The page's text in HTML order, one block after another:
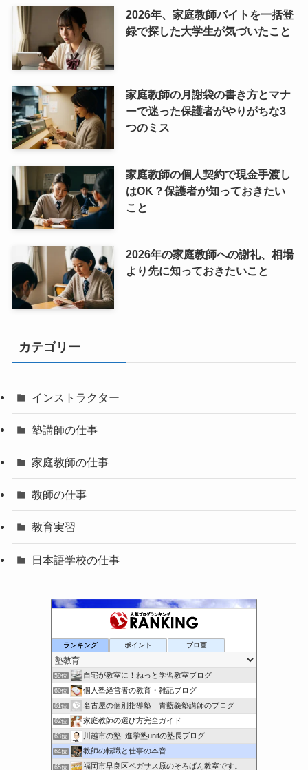
2026年、家庭教師バイトを一括登
録で探した大学生が気づいたこと
家庭教師の月謝袋の書き方とマナ
ーで迷った保護者がやりがちな3
つのミス
家庭教師の個人契約で現金手渡し
はOK？保護者が知っておきたい
こと
2026年の家庭教師への謝礼、相場
より先に知っておきたいこと
カテゴリー
インストラクター
塾講師の仕事
家庭教師の仕事
教師の仕事
教育実習
日本語学校の仕事
ランキング ポイント ブロ画
57位 浦野英語教室
58位
59位 自宅が教室に！ねっと学習教室ブログ
60位 個人塾経営者の教育・雑記ブログ
61位 名古屋の個別指導塾 青藍義塾講師のブログ
62位 家庭教師の選び方完全ガイド
63位 川越市の塾| 進学塾unitの塾長ブログ
64位 教師の転職と仕事の本音
65位 福岡市早良区ペガサス原のそろばん教室です。